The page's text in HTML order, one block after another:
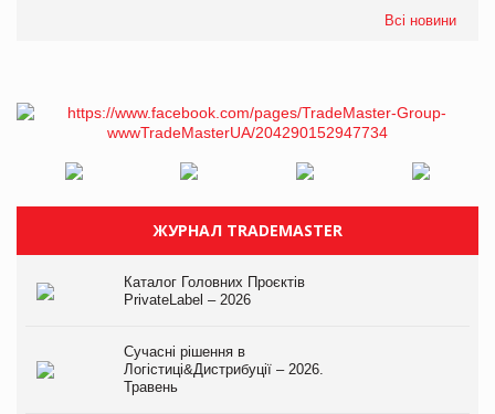
Всі новини
ЖУРНАЛ TRADEMASTER
Каталог Головних Проєктів
PrivateLabel – 2026
Сучасні рішення в
Логістиці&Дистрибуції – 2026.
Травень